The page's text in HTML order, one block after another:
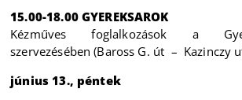
15.00-18.00 GYEREKSAROK
Kézműves foglalkozások a
szervezésében (Baross G. út – Kazinczy
június 13., péntek